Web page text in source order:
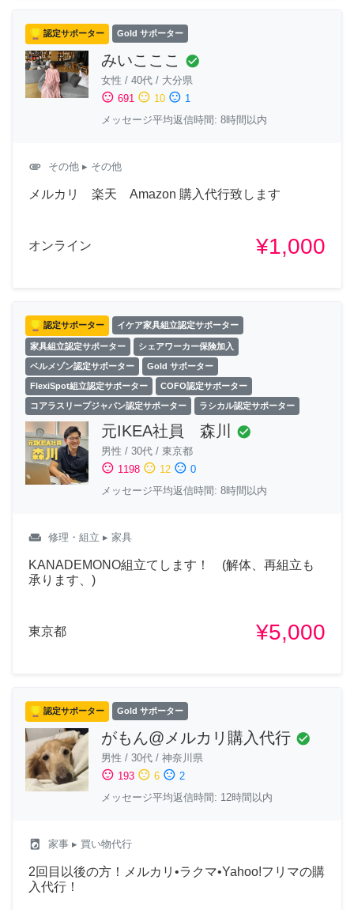
認定サポーター Gold サポーター
みいこここ check_circle
女性 / 40代 / 大分県
sentiment_satisfied 691 sentiment_neutral 10 sentiment_dissatisfied 1
メッセージ平均返信時間: 8時間以内
attachment その他 ▸ その他
メルカリ 楽天 Amazon 購入代行致します
オンライン ¥1,000
認定サポーター イケア家具組立認定サポーター
家具組立認定サポーター シェアワーカー保険加入
ベルメゾン認定サポーター Gold サポーター
FlexiSpot組立認定サポーター COFO認定サポーター
コアラスリープジャパン認定サポーター ラシカル認定サポーター
元IKEA社員 森川 check_circle
男性 / 30代 / 東京都
sentiment_satisfied 1198 sentiment_neutral 12 sentiment_dissatisfied 0
メッセージ平均返信時間: 8時間以内
weekend 修理・組立 ▸ 家具
KANADEMONO組立てします！ (解体、再組立も
承ります、)
東京都 ¥5,000
認定サポーター Gold サポーター
がもん@メルカリ購入代行 check_circle
男性 / 30代 / 神奈川県
sentiment_satisfied 193 sentiment_neutral 6 sentiment_dissatisfied 2
メッセージ平均返信時間: 12時間以内
local_laundry_service 家事 ▸ 買い物代行
2回目以後の方！メルカリ•ラクマ•Yahoo!フリマの購
入代行！